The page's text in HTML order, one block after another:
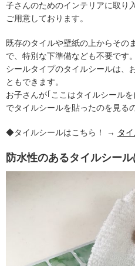
子さんのためのインテリアに取り
ご用意しております。
既存のタイルや壁紙の上からその
で、特別な下準備なども不要です。
シールタイプのタイルシールは、
ともできます。
お子さんが｢ここはタイルシール
でタイルシールを貼ったのを見る
◆タイルシールはこちら！ → タ
防水性のあるタイルシー